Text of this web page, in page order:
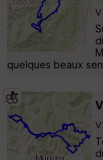
quelques beaux